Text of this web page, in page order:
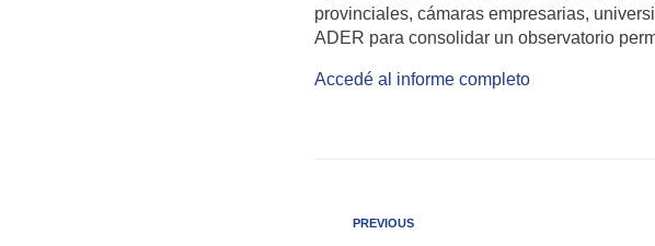
provinciales, cámaras empresarias,
ADER para consolidar un observatorio
Accedé al informe completo
PREVIOUS